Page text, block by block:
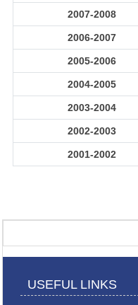
2007-2008
2006-2007
2005-2006
2004-2005
2003-2004
2002-2003
2001-2002
USEFUL LINKS